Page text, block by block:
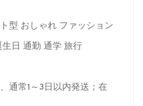
型 おしゃれ ファッション
日 通勤 通学 旅行
通常1～3日以内発送；在